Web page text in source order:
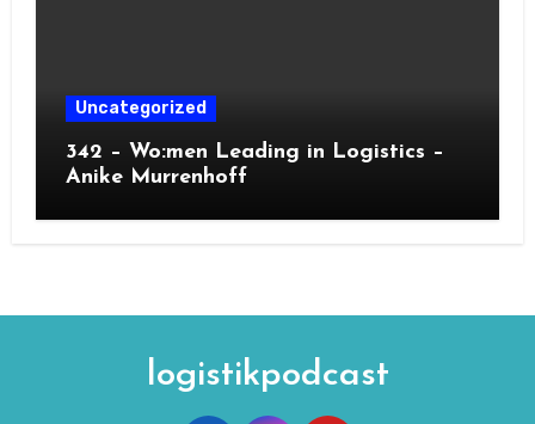
Uncategorized
342 – Wo:men Leading in Logistics –
Anike Murrenhoff
logistikpodcast